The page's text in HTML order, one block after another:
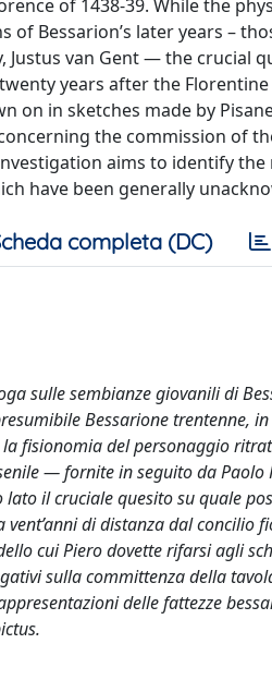
of 1438-39. While the
Bessarion’s later years –
van Gent — the crucial
years after the
on in sketches made by
the commission of
aims to identify
have been generally
completa (DC)
sulle sembianze giovanili di
Bessarione trentenne,
fisionomia del personaggio
— fornite in seguito da Paolo
il cruciale quesito su quale
di distanza dal
cui Piero dovette rifarsi agli
sulla committenza della
delle fattezze